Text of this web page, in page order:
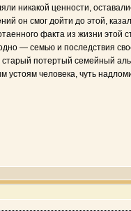
никакой ценности,
он смог дойти до этой,
факта из жизни
— семью и последствия
потертый семейный
человека, чуть